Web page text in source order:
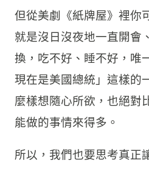
但從美劇《紙牌屋》裡你
就是沒日沒夜地一直開會
換，吃不好、睡不好，唯
現在是美國總統」這樣的
麼樣想隨心所欲，也絕對
能做的事情來得多。
所以，我們也要思考真正